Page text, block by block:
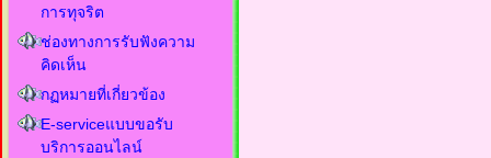
การทุจริต
ช่องทางการรับฟังความ
คิดเห็น
กฏหมายที่เกี่ยวข้อง
E-serviceแบบขอรับ
บริการออนไลน์